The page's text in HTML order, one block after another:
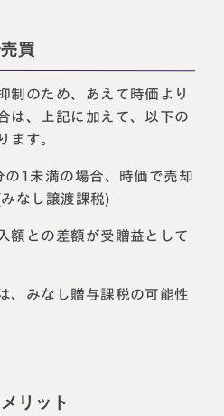
買
制のため、あえて時価より
は、上記に加えて、以下の
ます。
1未満の場合、時価で売却
なし譲渡課税)
額との差額が受贈益として
、みなし贈与課税の可能性
リット